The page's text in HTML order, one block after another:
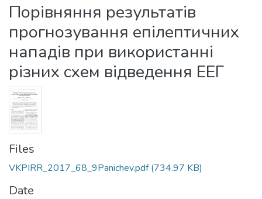
Порівняння результатів
прогнозування епілептичних
нападів при використанні
різних схем відведення ЕЕГ
Files
VKPIRR_2017_68_9Panichev.pdf(734.97 KB)
Date